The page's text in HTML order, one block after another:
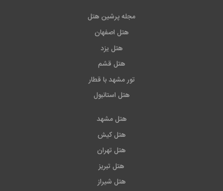
مجله پرشین هتل
هتل اصفهان
هتل یزد
هتل قشم
تور مشهد با قطار
هتل استانبول
هتل مشهد
هتل کیش
هتل تهران
هتل تبریز
هتل شیراز